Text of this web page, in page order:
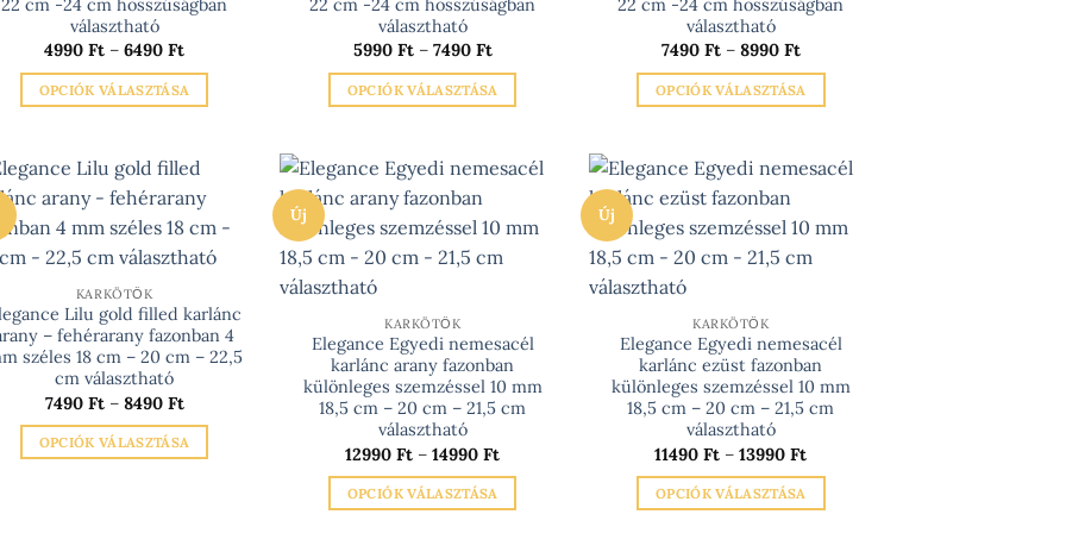
22 cm -24 cm hosszúságban
választható
4990Ft – 6490FtÁrtartomány:
-
6490 Ft
OPCIÓK VÁLASZTÁSA
terméknek
több
variációja
van.
A
változatok
a
termékoldalon
választhatók
ki
22 cm -24 cm hosszúságban
választható
5990 Ft – 7490 FtÁrtartomány:
-
7490 Ft
OPCIÓK VÁLASZTÁSA
terméknek
több
variációja
van.
a
termékoldalon
választhatók
ki
22 cm -24 cm hosszúságban
választható
7490 Ft – 8990 FtÁrtartomány:
-
8990 Ft
OPCIÓK VÁLASZTÁSA
terméknek
több
variációja
van.
a
termékoldalon
választhatók
ki
KARKÖTŐK
Lilu gold filled karlánc
– fehérarany fazonban 4
széles 18 cm – 20 cm – 22,5
cm választható
7490 Ft – 8490 FtÁrtartomány:
-
8490 Ft
OPCIÓK VÁLASZTÁSA
Új
KARKÖTŐK
Elegance Egyedi nemesacél
karlánc arany fazonban
különleges szemzéssel 10 mm
18,5 cm – 20 cm – 21,5 cm
választható
12990Ft – 14990FtÁrtartomány:
14990 Ft
OPCIÓK VÁLASZTÁSA
Új
KARKÖTŐK
Elegance Egyedi nemesacél
karlánc ezüst fazonban
különleges szemzéssel 10 mm
18,5 cm – 20 cm – 21,5 cm
választható
11490Ft – 13990FtÁrtartomány:
13990 Ft
OPCIÓK VÁLASZTÁSA